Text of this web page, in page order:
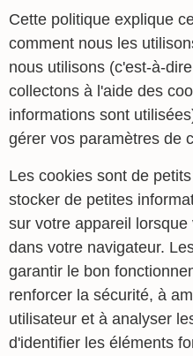
Cette politique explique
comment nous les
nous utilisons (c'est-à-
collectons à l'aide des
informations sont
gérer vos paramètres de
Les cookies sont de
stocker de petites
sur votre appareil
dans votre navigateur.
garantir le bon
renforcer la sécurité, à
utilisateur et à analyser
d'identifier les éléments